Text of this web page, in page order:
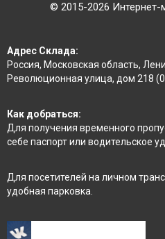
Адрес Склада:
Россия, Московская область,
Революционная улица, дом 218
Как добраться:
Для получения временного
себе паспорт или водительское
Для посетителей на личном
удобная парковка.
© 2015-2026 Интернет-